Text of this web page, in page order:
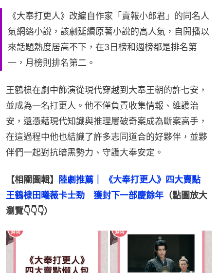
《大奉打更人》改編自作家「賣報小郎君」的同名人
氣網絡小說，該劇延續原著小說的高人氣，自開播以
來話題熱度居高不下，在3日榜和週榜都是排名第
一，月榜則排名第二。
王鶴棣在劇中飾演從現代穿越到大奉王朝的許七安，
並成為一名打更人。他不僅負責收集情報、維護治
安，還憑藉現代知識與推理屢破奇案成為斷案高手，
在這過程中他也結識了許多志同道合的好夥伴，並夥
伴們一起對抗暗黑勢力、守護大奉安定。
【相關圖輯】
陸劇推薦｜ 《大奉打更人》四大賣點
王鶴棣田曦薇卡士勁　獲封下一部慶餘年 （點圖放大
瀏覽👇👇👇）